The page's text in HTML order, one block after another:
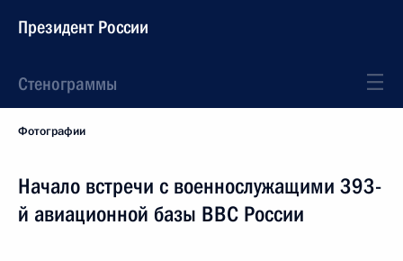
Президент России
Стенограммы
Фотографии
Начало встречи с военнослужащими 393-
й авиационной базы ВВС России